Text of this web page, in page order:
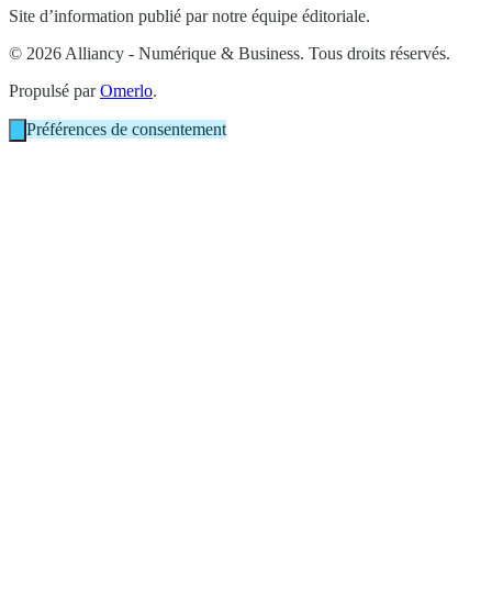
Site d’information publié par notre équipe éditoriale.
© 2026 Alliancy - Numérique & Business. Tous droits réservés.
Propulsé parOmerlo.
Préférences de consentement